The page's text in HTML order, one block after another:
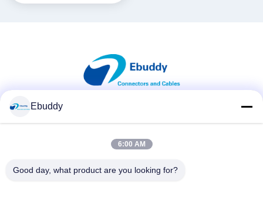
দ্রুত যোগাযোগ
Ebuddy
6:00 AM
Good day, what product are you looking for?